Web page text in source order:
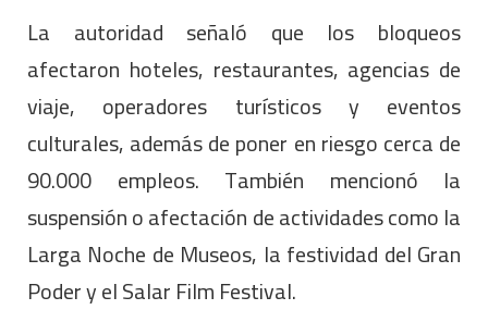
La autoridad señaló que los bloqueos
afectaron hoteles, restaurantes, agencias de
viaje, operadores turísticos y eventos
culturales, además de poner en riesgo cerca de
90.000 empleos. También mencionó la
suspensión o afectación de actividades como la
Larga Noche de Museos, la festividad del Gran
Poder y el Salar Film Festival.